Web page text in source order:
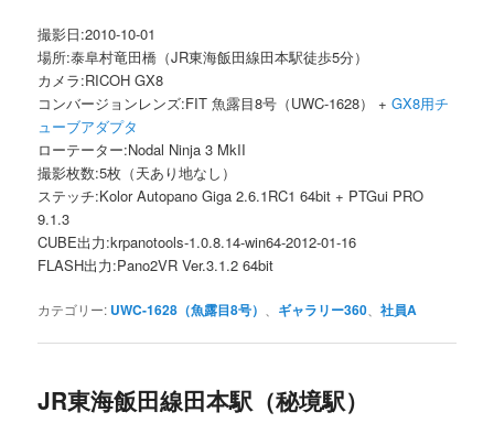
撮影日:2010-10-01
場所:泰阜村竜田橋（JR東海飯田線田本駅徒歩5分）
カメラ:RICOH GX8
コンバージョンレンズ:FIT 魚露目8号（UWC-1628） +GX8用チ
ューブアダプタ
ローテーター:Nodal Ninja 3 MkII
撮影枚数:5枚（天あり地なし）
ステッチ:Kolor Autopano Giga 2.6.1RC1 64bit + PTGui PRO
9.1.3
CUBE出力:krpanotools-1.0.8.14-win64-2012-01-16
FLASH出力:Pano2VR Ver.3.1.2 64bit
カテゴリー: UWC-1628（魚露目8号） ギャラリー360 、社員A
JR東海飯田線田本駅（秘境駅）